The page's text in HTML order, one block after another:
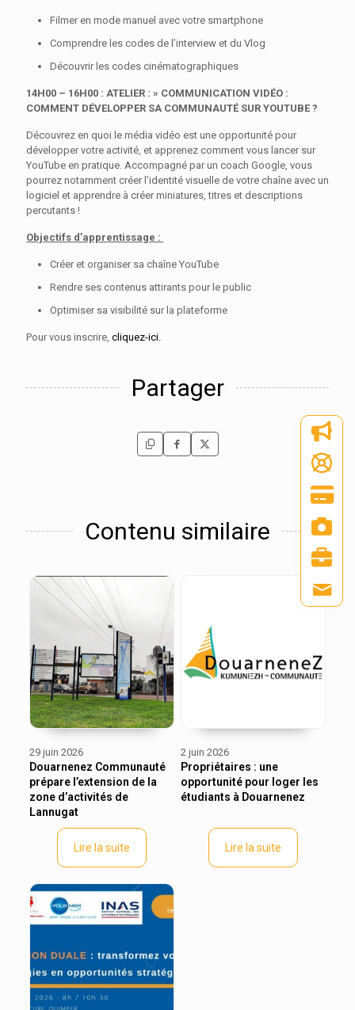
Filmer en mode manuel avec votre smartphone
Comprendre les codes de l’interview et du Vlog
Découvrir les codes cinématographiques
14H00 – 16H00 : ATELIER : » COMMUNICATION VIDÉO :
COMMENT DÉVELOPPER SA COMMUNAUTÉ SUR YOUTUBE ?
Découvrez en quoi le média vidéo est une opportunité pour
développer votre activité, et apprenez comment vous lancer sur
YouTube en pratique. Accompagné par un coach Google, vous
pourrez notamment créer l’identité visuelle de votre chaîne avec un
logiciel et apprendre à créer miniatures, titres et descriptions
percutants !
Objectifs d’apprentissage :
Créer et organiser sa chaîne YouTube
Rendre ses contenus attirants pour le public
Optimiser sa visibilité sur la plateforme
Pour vous inscrire, cliquez-ici.
Partager
Contenu similaire
29 juin 2026
Douarnenez Communauté
prépare l’extension de la
zone d’activités de
Lannugat
Lire la suite
2 juin 2026
Propriétaires : une
opportunité pour loger les
étudiants à Douarnenez
Lire la suite